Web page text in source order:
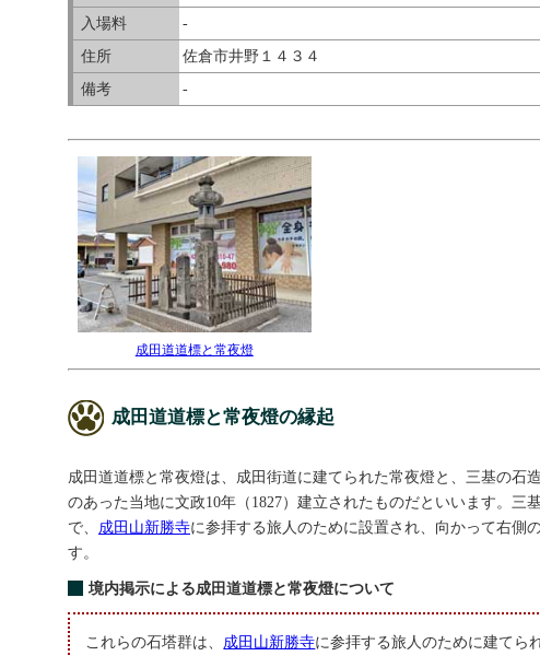
入場料
-
住所
佐倉市井野１４３４
備考
-
成田道道標と常夜燈
成田道道標と常夜燈の縁起
成田道道標と常夜燈は、成田街道に建てられた常夜燈と、三基の石
のあった当地に文政10年（1827）建立されたものだといいます。
で、 成田山新勝寺に参拝する旅人のために設置され、向かって右側
す。
境内掲示による成田道道標と常夜燈について
これらの石塔群は、 成田山新勝寺に参拝する旅人のために建てら